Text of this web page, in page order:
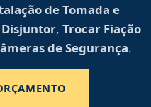
de Tomada e
, Trocar Fiação
de Segurança.